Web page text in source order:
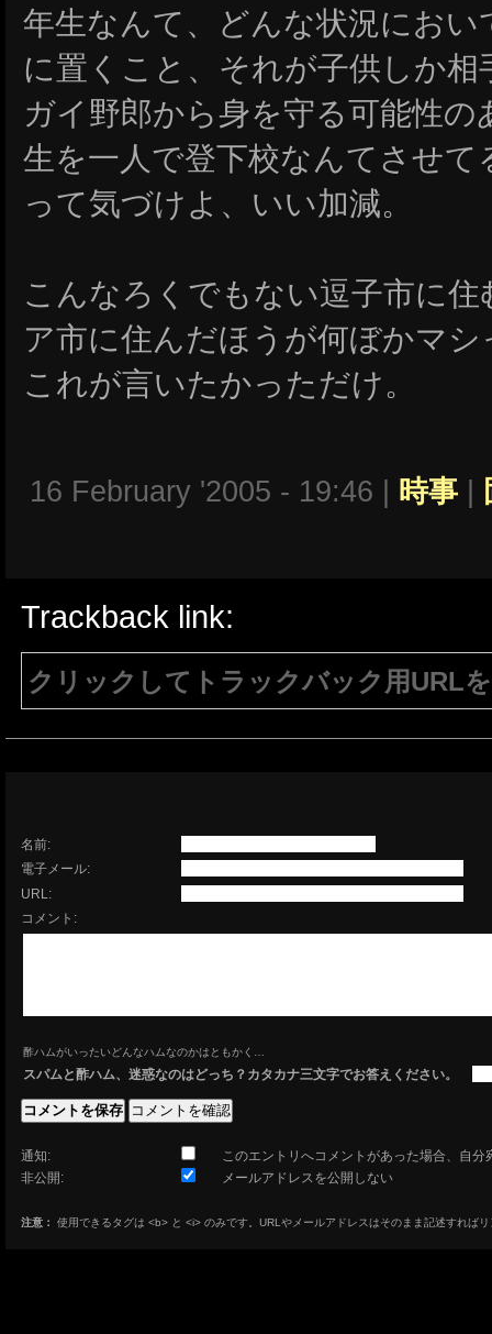
年生なんて、どんな状況におい
に置くこと、それが子供しか
ガイ野郎から身を守る可能性
生を一人で登下校なんてさせ
って気づけよ、いい加減。
こんなろくでもない逗子市に
ア市に住んだほうが何ぼかマ
これが言いたかっただけ。
16 February '2005 - 19:46 | 時事
Trackback link:
クリックしてトラックバック用URL
名前:
電子メール:
URL:
コメント:
酢ハムがいったいどんなハムなのかはともかく…
スパムと酢ハム、迷惑なのはどっち？カタカナ三文字でお答えください。
通知:
このエントリへコメントがあった場合、自分
非公開:
メールアドレスを公開しない
注意： 使用できるタグは <b> と <i> のみです。URLやメールアドレスはそのまま記述すれば